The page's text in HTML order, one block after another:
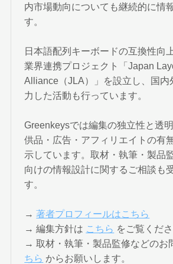
内市場動向についても継続的に情
す。
日本語配列キーボードの互換性向
業界連携プロジェクト「Japan
Alliance（JLA）」を設立し、国内
力した活動も行っています。
Greenkeysでは編集の独立性と透
供品・広告・アフィリエイトの有
示しています。取材・執筆・製品
向けの情報設計に関するご相談も
す。
→著者プロフィールはこちら
→ 編集方針は こちら をご覧くださ
→ 取材・執筆・製品監修などのお
ちら からお願いします。